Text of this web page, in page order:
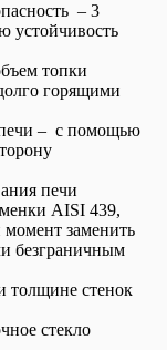
– 3
устойчивость
топки
горящими
– с помощью
печи
AISI 439,
заменить
безграничным
толщине стенок
стекло